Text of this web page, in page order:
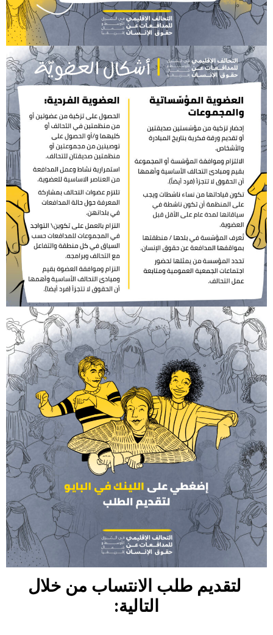
لتقديم طلب الانتساب من خلال
التالية: